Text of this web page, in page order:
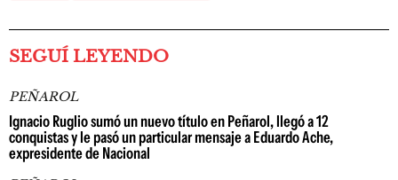
SEGUÍ LEYENDO
PEÑAROL
Ignacio Ruglio sumó un nuevo título en Peñarol, llegó a 12
conquistas y le pasó un particular mensaje a Eduardo Ache,
expresidente de Nacional